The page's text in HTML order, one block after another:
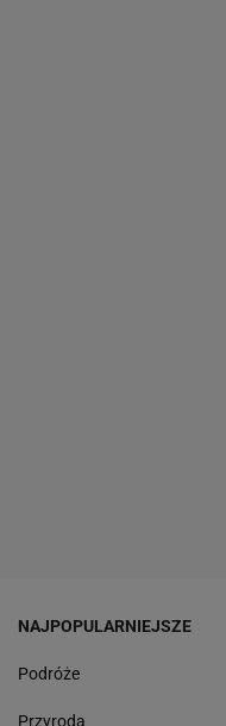
NAJPOPULARNIEJSZE
Podróże
Przyroda